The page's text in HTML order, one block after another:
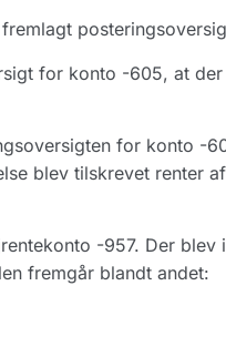
for konto -605, at
for konto -
blev tilskrevet renter
-957. Der
fremgår blandt andet: